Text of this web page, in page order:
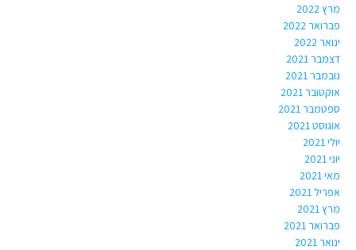
מרץ 2022
פברואר 2022
ינואר 2022
דצמבר 2021
נובמבר 2021
אוקטובר 2021
ספטמבר 2021
אוגוסט 2021
יולי 2021
יוני 2021
מאי 2021
אפריל 2021
מרץ 2021
פברואר 2021
ינואר 2021